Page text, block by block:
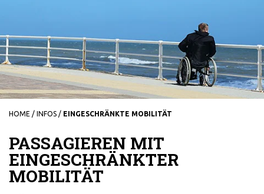
HOME / INFOS / EINGESCHRÄNKTE MOBILITÄT
PASSAGIEREN MIT
EINGESCHRÄNKTER
MOBILITÄT